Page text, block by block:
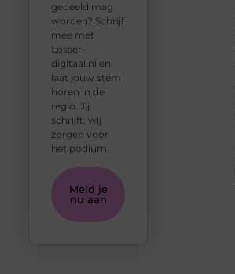
gedeeld mag
worden? Schrijf
mee met
Losser-
digitaal.nl en
laat jouw stem
horen in de
regio. Jij
schrijft, wij
zorgen voor
het podium.
Meld je
nu aan